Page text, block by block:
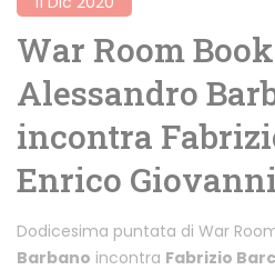
War Room
Alessandro
incontra
Enrico
Dodicesima puntata di War
Barbano incontra Fabrizio